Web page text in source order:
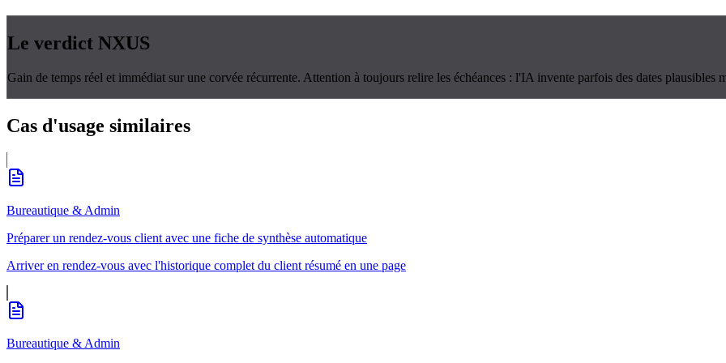
Le verdict NXUS
Gain de temps réel et immédiat sur une corvée récurrente. Attention à toujours relire les échéances : l'IA invente parfois des dates plausibles
Cas d'usage similaires
Bureautique & Admin
Préparer un rendez-vous client avec une fiche de synthèse automatique
Arriver en rendez-vous avec l'historique complet du client résumé en une page
Bureautique & Admin